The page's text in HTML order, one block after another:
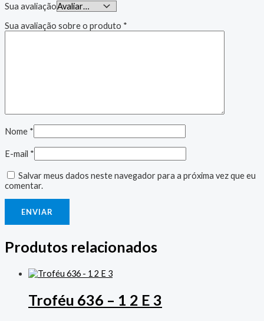
Sua avaliação
Sua avaliação sobre o produto *
Nome *
E-mail *
Salvar meus dados neste navegador para a próxima vez que eu
comentar.
Produtos relacionados
Troféu 636 – 1 2 E 3